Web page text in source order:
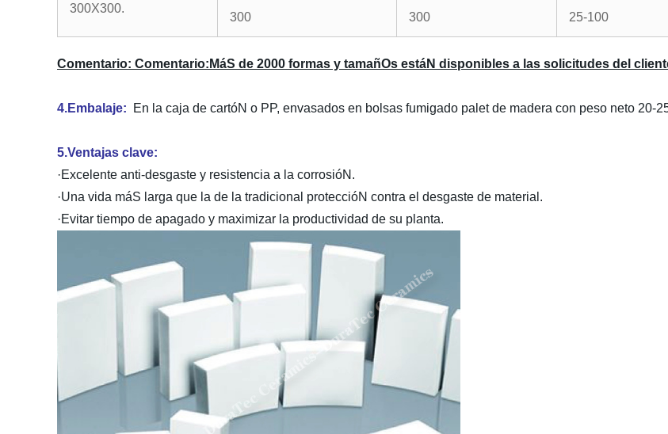
300X300.
300 300 25-100
Comentario: Comentario:MáS de 2000 formas y tamañOs estáN disponibles a las solicitudes del
4.Embalaje: En la caja de cartóN o PP, envasados en bolsas fumigado palet de madera con peso neto 20-
5.Ventajas clave:
·Excelente anti-desgaste y resistencia a la corrosióN.
·Una vida máS larga que la de la tradicional proteccióN contra el desgaste de material.
·Evitar tiempo de apagado y maximizar la productividad de su planta.